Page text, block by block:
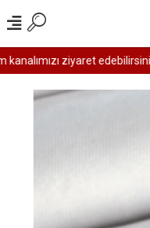
ziyaret edebilirsiniz